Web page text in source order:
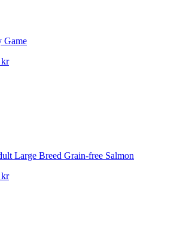
Game
kr
Large Breed Grain-free Salmon
kr